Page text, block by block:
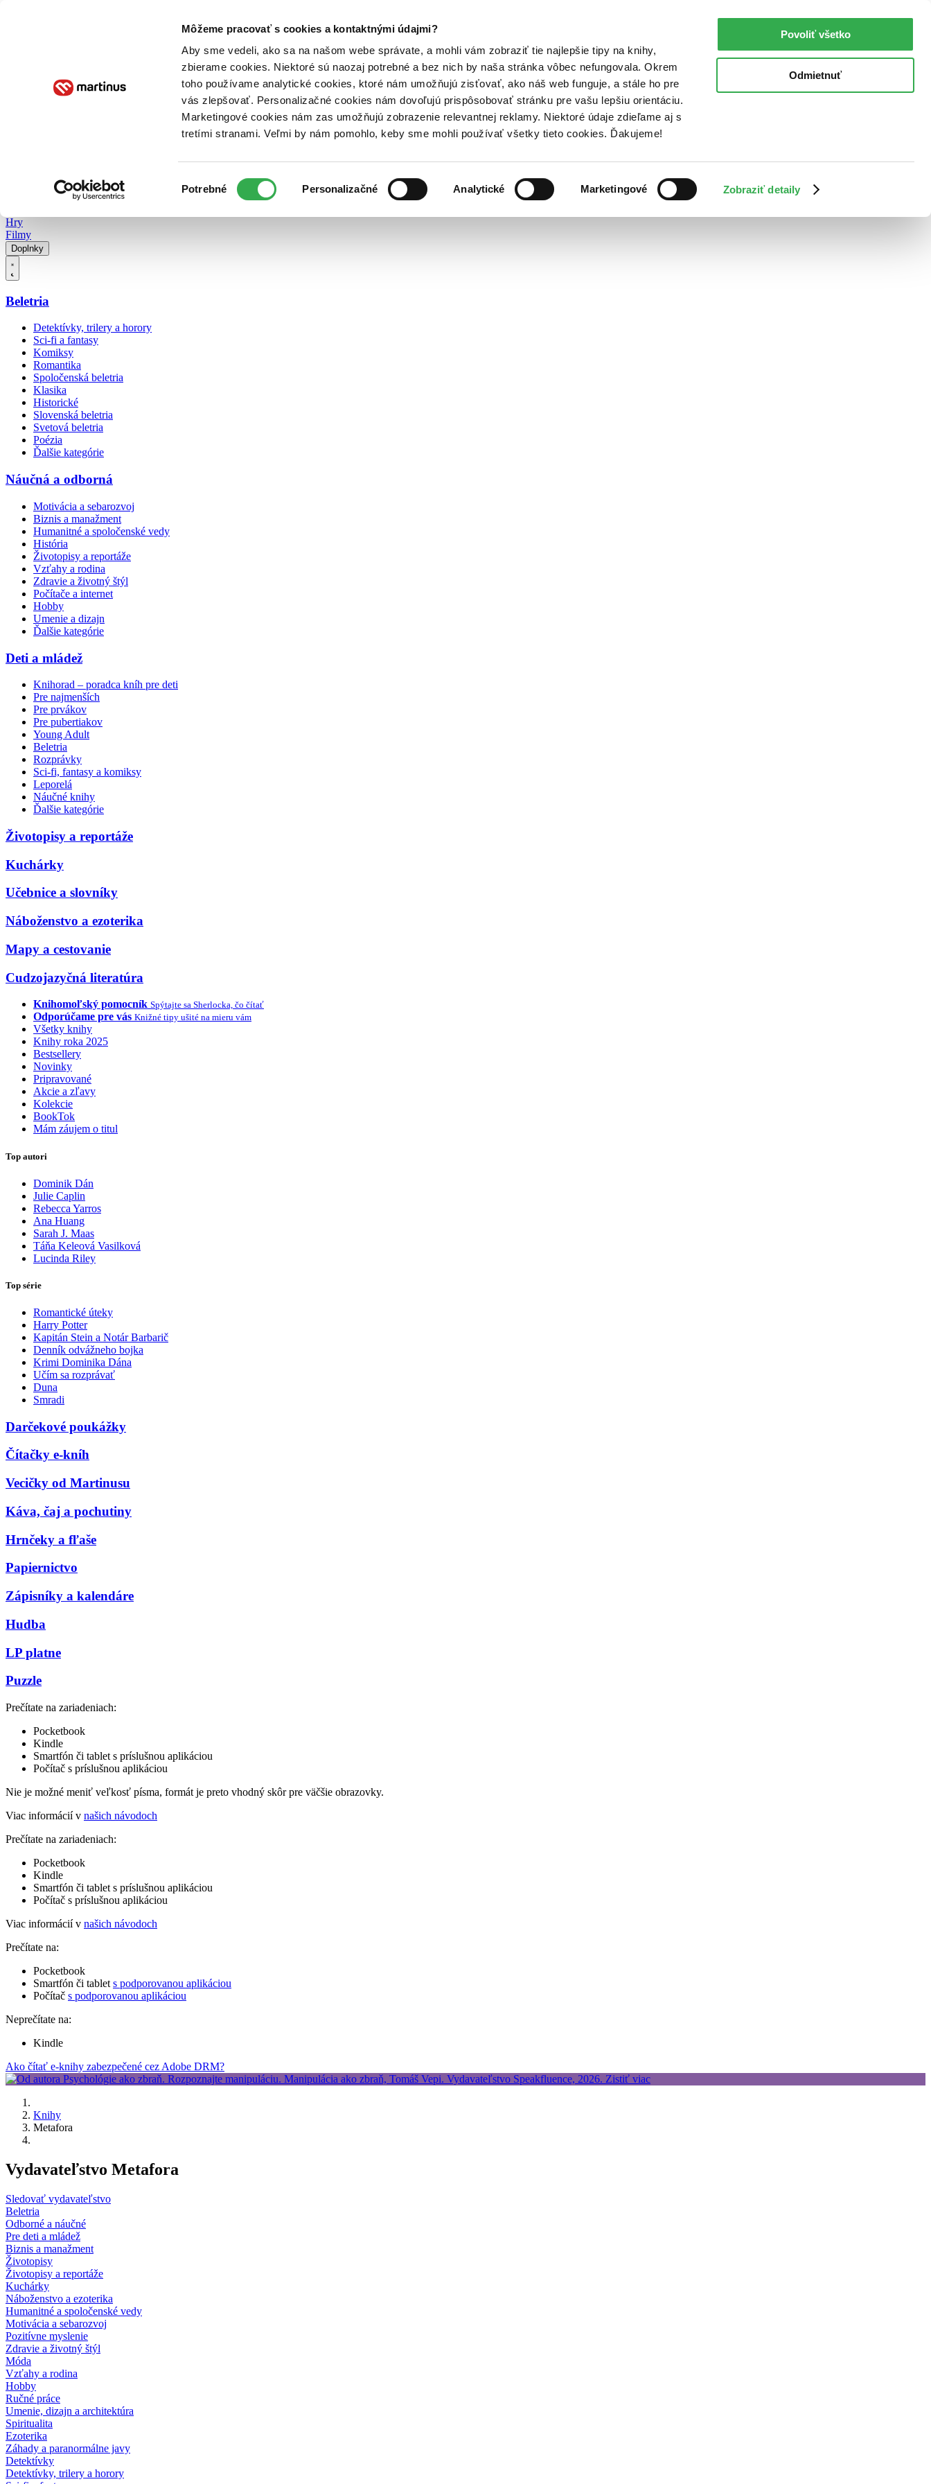
Môžeme pracovať s cookies a kontaktnými údajmi?
Aby sme vedeli, ako sa na našom webe správate, a mohli vám zobraziť tie najlepšie tipy na knihy,
zbierame cookies. Niektoré sú naozaj potrebné a bez nich by naša stránka vôbec nefungovala. Okrem
toho používame analytické cookies, ktoré nám umožňujú zisťovať, ako náš web funguje, a stále ho pre
vás zlepšovať. Personalizačné cookies nám dovoľujú prispôsobovať stránku pre vašu lepšiu orientáciu.
Marketingové cookies nám zas umožňujú zobrazenie relevantnej reklamy. Niektoré údaje zdieľame aj s
tretími stranami. Veľmi by nám pomohlo, keby sme mohli používať všetky tieto cookies. Ďakujeme!
súhlasu
Potrebné Personalizačné Analytické Marketingové Zobraziť detaily
Povoliť všetko
Odmietnuť
Poukážky Kontakt
Hry
Filmy
Doplnky
Beletria
Detektívky, trilery a horory
Sci-fi a fantasy
Komiksy
Romantika
Spoločenská beletria
Klasika
Historické
Slovenská beletria
Svetová beletria
Poézia
Ďalšie kategórie
Náučná a odborná
Motivácia a sebarozvoj
Biznis a manažment
Humanitné a spoločenské vedy
História
Životopisy a reportáže
Vzťahy a rodina
Zdravie a životný štýl
Počítače a internet
Hobby
Umenie a dizajn
Ďalšie kategórie
Deti a mládež
Knihorad – poradca kníh pre deti
Pre najmenších
Pre prvákov
Pre pubertiakov
Young Adult
Beletria
Rozprávky
Sci-fi, fantasy a komiksy
Leporelá
Náučné knihy
Ďalšie kategórie
Životopisy a reportáže
Kuchárky
Učebnice a slovníky
Náboženstvo a ezoterika
Mapy a cestovanie
Cudzojazyčná literatúra
Knihomoľský pomocník Spýtajte sa Sherlocka, čo čítať
Odporúčame pre vás Knižné tipy ušité na mieru vám
Všetky knihy
Knihy roka 2025
Bestsellery
Novinky
Pripravované
Akcie a zľavy
Kolekcie
BookTok
Mám záujem o titul
Top autori
Dominik Dán
Julie Caplin
Rebecca Yarros
Ana Huang
Sarah J. Maas
Táňa Keleová Vasilková
Lucinda Riley
Top série
Romantické úteky
Harry Potter
Kapitán Stein a Notár Barbarič
Denník odvážneho bojka
Krimi Dominika Dána
Učím sa rozprávať
Duna
Smradi
Darčekové poukážky
Čítačky e-kníh
Vecičky od Martinusu
Káva, čaj a pochutiny
Hrnčeky a fľaše
Papiernictvo
Zápisníky a kalendáre
Hudba
LP platne
Puzzle
Prečítate na zariadeniach:
Pocketbook
Kindle
Smartfón či tablet s príslušnou aplikáciou
Počítač s príslušnou aplikáciou
Nie je možné meniť veľkosť písma, formát je preto vhodný skôr pre väčšie obrazovky.
Viac informácií v našich návodoch
Prečítate na zariadeniach:
Pocketbook
Kindle
Smartfón či tablet s príslušnou aplikáciou
Počítač s príslušnou aplikáciou
Viac informácií v našich návodoch
Prečítate na:
Pocketbook
Smartfón či tablet s podporovanou aplikáciou
Počítač s podporovanou aplikáciou
Neprečítate na:
Kindle
Ako čítať e-knihy zabezpečené cez Adobe DRM?
Knihy
Metafora
Vydavateľstvo Metafora
Sledovať vydavateľstvo
Beletria
Odborné a náučné
Pre deti a mládež
Biznis a manažment
Životopisy
Životopisy a reportáže
Kuchárky
Náboženstvo a ezoterika
Humanitné a spoločenské vedy
Motivácia a sebarozvoj
Pozitívne myslenie
Zdravie a životný štýl
Móda
Vzťahy a rodina
Hobby
Ručné práce
Umenie, dizajn a architektúra
Spiritualita
Ezoterika
Záhady a paranormálne javy
Detektívky
Detektívky, trilery a horory